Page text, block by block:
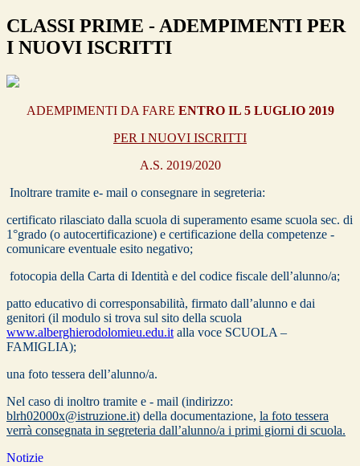
CLASSI PRIME - ADEMPIMENTI PER
I NUOVI ISCRITTI
ADEMPIMENTI DA FARE ENTRO IL 5 LUGLIO 2019
PER I NUOVI ISCRITTI
A.S. 2019/2020
Inoltrare tramite e- mail o consegnare in segreteria:
certificato rilasciato dalla scuola di superamento esame scuola sec. di
1°grado (o autocertificazione) e certificazione della competenze -
comunicare eventuale esito negativo;
fotocopia della Carta di Identità e del codice fiscale dell’alunno/a;
patto educativo di corresponsabilità, firmato dall’alunno e dai
genitori (il modulo si trova sul sito della scuola
www.alberghierodolomieu.edu.it alla voce SCUOLA –
FAMIGLIA);
una foto tessera dell’alunno/a.
Nel caso di inoltro tramite e - mail (indirizzo:
blrh02000x@istruzione.it) della documentazione, la foto tessera
verrà consegnata in segreteria dall’alunno/a i primi giorni di scuola.
Notizie